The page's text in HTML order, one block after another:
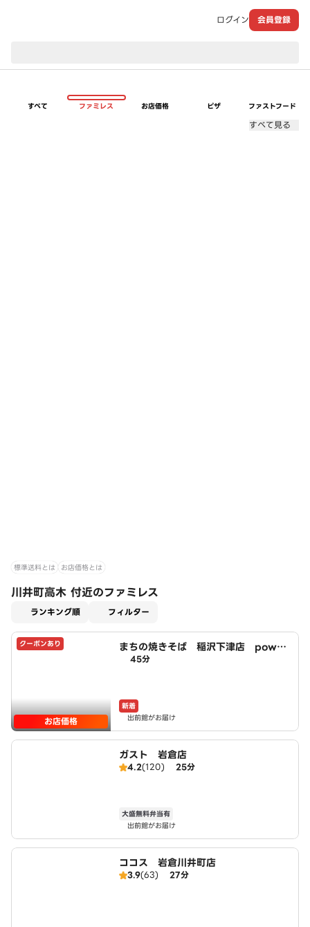
ログイン 会員登録
すべて ファミレス お店価格 ピザ ファストフード
すべて見る
標準送料とは お店価格とは
川井町高木 付近のファミレス
ランキング順 フィルター
クーポンあり
お店価格
まちの焼きそば 稲沢下津店 power
ed by LAWSON
45分
新着
出前館がお届け
ガスト 岩倉店
4.2(120) 25分
大盛無料弁当有
出前館がお届け
ココス 岩倉川井町店
3.9(63) 27分